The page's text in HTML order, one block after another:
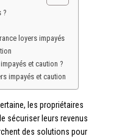
?
loyers impayés
et caution ?
impayés et caution
les propriétaires
sécuriser leurs revenus
des solutions pour